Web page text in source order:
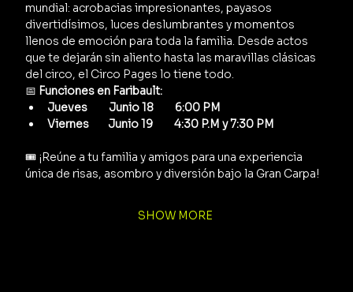
mundial: acrobacias impresionantes, payasos
divertidísimos, luces deslumbrantes y momentos
llenos de emoción para toda la familia. Desde actos
que te dejarán sin aliento hasta las maravillas clásicas
del circo, el Circo Pages lo tiene todo.
📅 Funciones en Faribault:
Jueves         Junio 18         6:00 PM
Viernes        Junio 19         4:30 P.M y 7:30 PM
🎟️ ¡Reúne a tu familia y amigos para una experiencia
única de risas, asombro y diversión bajo la Gran Carpa!
SHOW MORE